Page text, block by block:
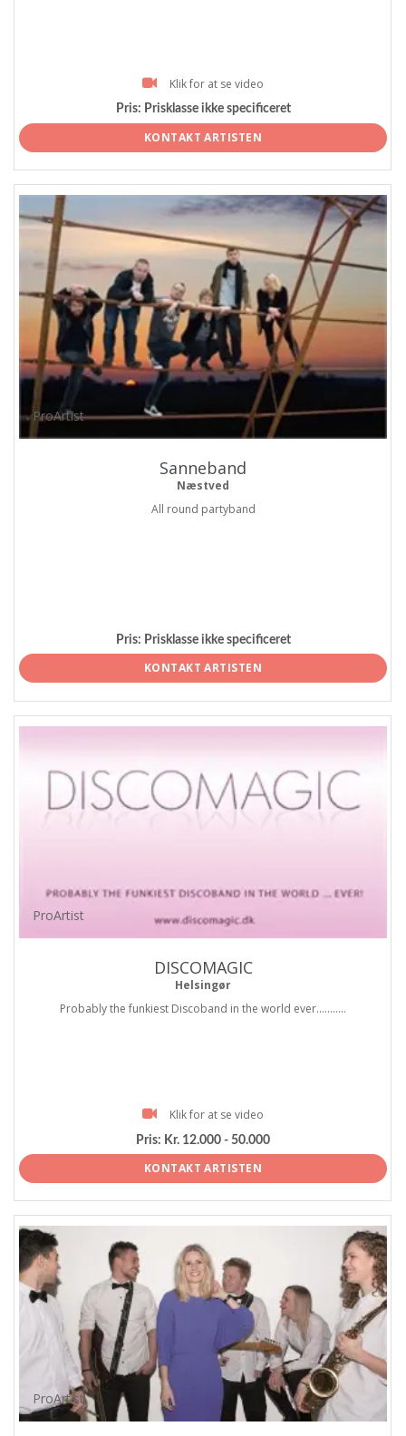
Klik for at se video
Pris: Prisklasse ikke specificeret
KONTAKT ARTISTEN
ProArtist
Sanneband
Næstved
All round partyband
Pris: Prisklasse ikke specificeret
KONTAKT ARTISTEN
ProArtist
DISCOMAGIC
Helsingør
Probably the funkiest Discoband in the world ever...........
Klik for at se video
Pris: Kr. 12.000 - 50.000
KONTAKT ARTISTEN
ProArtist